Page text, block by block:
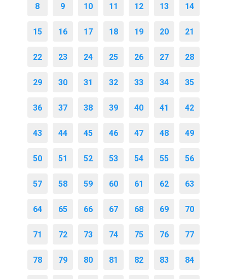
8 9 10 11 12 13 14
15 16 17 18 19 20 21
22 23 24 25 26 27 28
29 30 31 32 33 34 35
36 37 38 39 40 41 42
43 44 45 46 47 48 49
50 51 52 53 54 55 56
57 58 59 60 61 62 63
64 65 66 67 68 69 70
71 72 73 74 75 76 77
78 79 80 81 82 83 84